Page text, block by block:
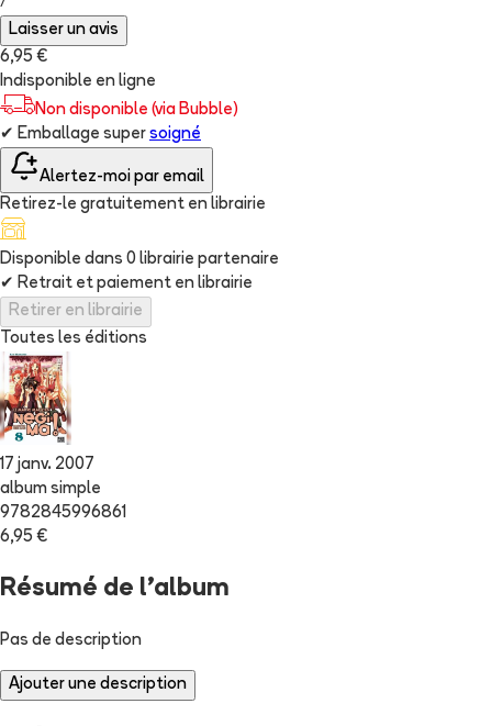
Laisser un avis
6,95 €
Indisponible en ligne
Non disponible (via Bubble)
✔ Emballage super soigné
Alertez-moi par email
Retirez-le gratuitement en librairie
Disponible dans 0 librairie partenaire
✔ Retrait et paiement en librairie
Retirer en librairie
Toutes les éditions
17 janv. 2007
album simple
9782845996861
6,95 €
Résumé de l'album
Pas de description
Ajouter une description